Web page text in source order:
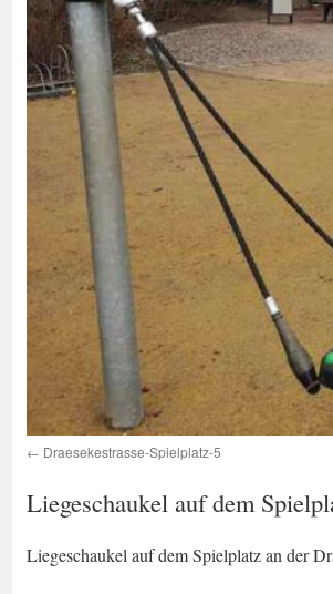
Draesekestrasse-Spielplatz-5
Liegeschaukel auf dem
Liegeschaukel auf dem Spielplatz an der